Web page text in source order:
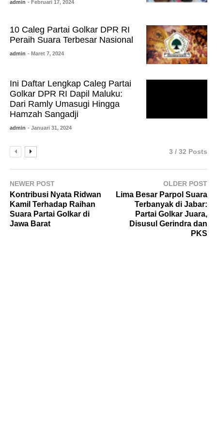
admin - Februari 17, 2024
10 Caleg Partai Golkar DPR RI
Peraih Suara Terbesar Nasional
admin - Maret 7, 2024
Ini Daftar Lengkap Caleg Partai
Golkar DPR RI Dapil Maluku:
Dari Ramly Umasugi Hingga
Hamzah Sangadji
admin - Januari 31, 2024
3 / 32 Posts
NEWER POST
Kontribusi Nyata Ridwan
Kamil Terhadap Raihan
Suara Partai Golkar di
Jawa Barat
OLDER POST
Lima Besar Parpol Suara
Terbanyak di Jabar:
Partai Golkar Juara,
Disusul Gerindra dan
PKS